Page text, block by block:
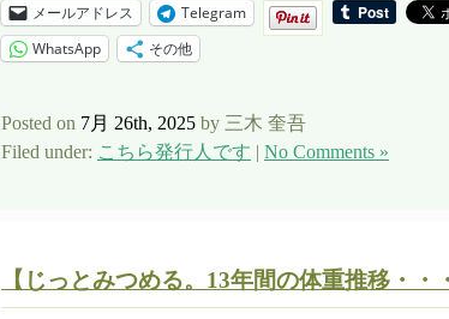
メールアドレス Telegram
WhatsApp
その他
Posted on 7月 26th, 2025 by 三木 奎吾
Filed under: こちら発行人です | No Comments »
【じっとみつめる。13年間の体重推移・・